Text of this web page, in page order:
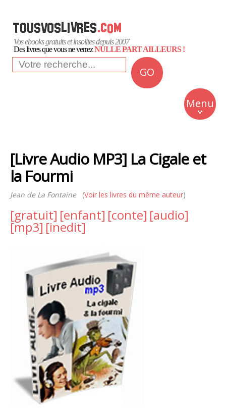
Vos ebooks gratuits et insolites depuis 2007
Des livres que vous ne verrezNULLE PART AILLEURS !
GO
Menu
Insolite
Business
Culture
[Livre Audio MP3] La Cigale et
la Fourmi
Jean de La Fontaine(Voir les livres du même auteur)
[gratuit] [enfant] [conte] [audio]
[mp3] [inedit]